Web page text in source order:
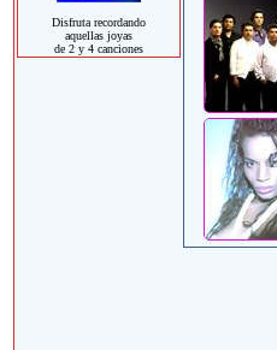
Disfruta recordando
aquellas joyas
de 2 y 4 canciones